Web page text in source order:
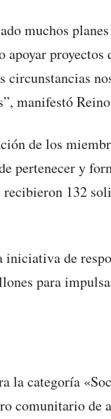
muchos
apoyar
circunstancias
manifestó
de los
pertenecer y
recibieron 132
iniciativa de
para
la categoría
comunitario